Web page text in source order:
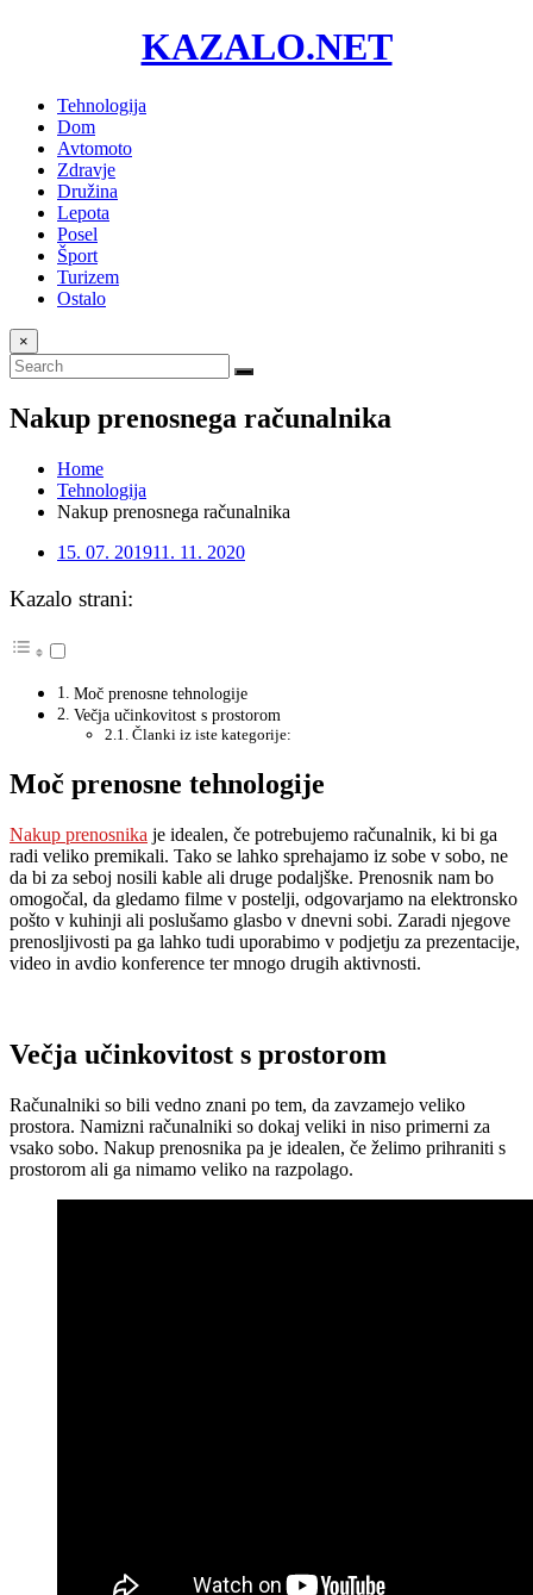
KAZALO.NET
Tehnologija
Dom
Avtomoto
Zdravje
Družina
Lepota
Posel
Šport
Turizem
Ostalo
×
Nakup prenosnega računalnika
Home
Tehnologija
Nakup prenosnega računalnika
15. 07. 201911. 11. 2020
Kazalo strani:
Moč prenosne tehnologije
Večja učinkovitost s prostorom
Članki iz iste kategorije:
Moč prenosne tehnologije
Nakup prenosnika je idealen, če potrebujemo računalnik, ki bi ga
radi veliko premikali. Tako se lahko sprehajamo iz sobe v sobo, ne
da bi za seboj nosili kable ali druge podaljške. Prenosnik nam bo
omogočal, da gledamo filme v postelji, odgovarjamo na elektronsko
pošto v kuhinji ali poslušamo glasbo v dnevni sobi. Zaradi njegove
prenosljivosti pa ga lahko tudi uporabimo v podjetju za prezentacije,
video in avdio konference ter mnogo drugih aktivnosti.
Večja učinkovitost s prostorom
Računalniki so bili vedno znani po tem, da zavzamejo veliko
prostora. Namizni računalniki so dokaj veliki in niso primerni za
vsako sobo. Nakup prenosnika pa je idealen, če želimo prihraniti s
prostorom ali ga nimamo veliko na razpolago.